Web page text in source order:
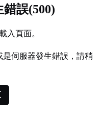
誤(500)
入頁面。
伺服器發生錯誤，請稍